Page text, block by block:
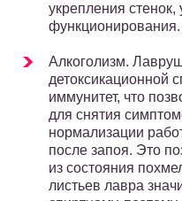
укрепления
функционирования.
Алкоголизм.
детоксикационной
иммунитет, что
для снятия
нормализации
после запоя. Это
из состояния
листьев лавра